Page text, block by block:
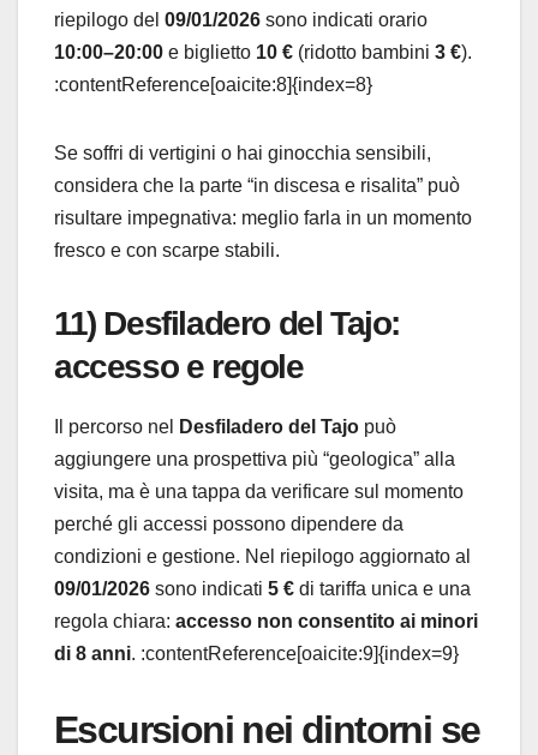
riepilogo del 09/01/2026 sono indicati orario
10:00–20:00 e biglietto 10 € (ridotto bambini 3 €).
:contentReference[oaicite:8]{index=8}
Se soffri di vertigini o hai ginocchia sensibili,
considera che la parte “in discesa e risalita” può
risultare impegnativa: meglio farla in un momento
fresco e con scarpe stabili.
11) Desfiladero del Tajo:
accesso e regole
Il percorso nel Desfiladero del Tajo può
aggiungere una prospettiva più “geologica” alla
visita, ma è una tappa da verificare sul momento
perché gli accessi possono dipendere da
condizioni e gestione. Nel riepilogo aggiornato al
09/01/2026 sono indicati 5 € di tariffa unica e una
regola chiara: accesso non consentito ai minori
di 8 anni. :contentReference[oaicite:9]{index=9}
Escursioni nei dintorni se